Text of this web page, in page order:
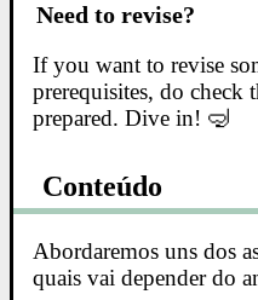
Need to revise?
If you want to revise
prerequisites, do check
prepared. Dive in! 🤿
Conteúdo
Abordaremos uns dos
quais vai depender do